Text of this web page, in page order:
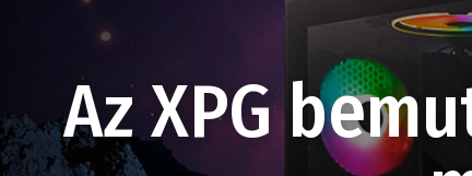
Az XPG